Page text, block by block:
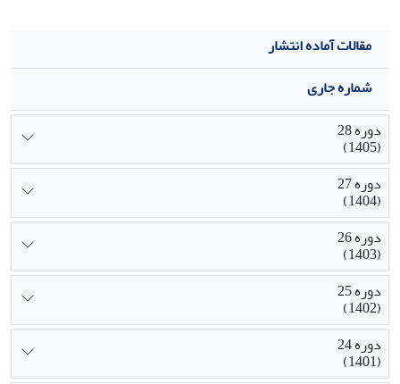
مقالات آماده انتشار
شماره جاری
دوره 28
(1405)
دوره 27
(1404)
دوره 26
(1403)
دوره 25
(1402)
دوره 24
(1401)